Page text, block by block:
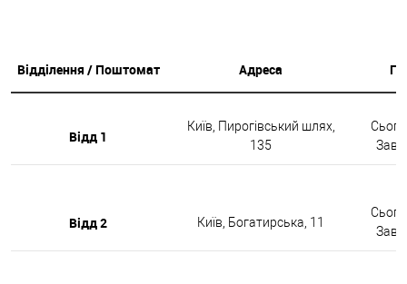
Відділення / Поштомат Адреса
Відд 1
Київ, Пирогівський шлях,
135
Відд 2 Київ, Богатирська, 11